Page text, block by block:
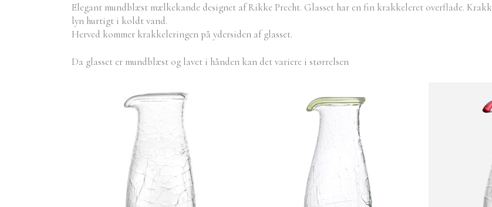
Elegant mundblæst mælkekande designet af Rikke Precht. Glasset har en fin krakkeleret overflade.
lyn hurtigt i koldt vand.
Herved kommer krakkeleringen på ydersiden af glasset.
Da glasset er mundblæst og lavet i hånden kan det variere i størrelsen